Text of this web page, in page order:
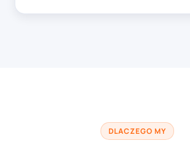
DLACZEGO MY